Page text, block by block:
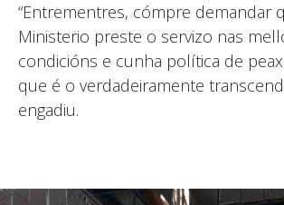
“Entrementres, cómpre demandar
Ministerio preste o servizo nas
condicións e cunha política de
que é o verdadeiramente
engadiu.